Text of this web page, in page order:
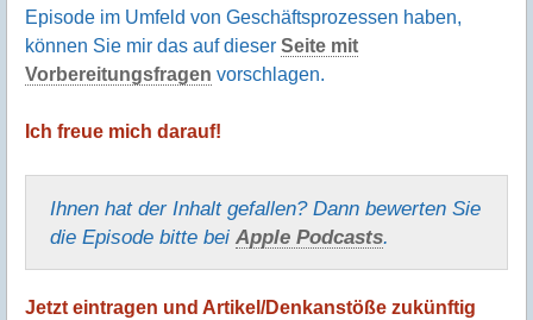
Episode im Umfeld von Geschäftsprozessen haben,
können Sie mir das auf dieser Seite mit
Vorbereitungsfragen vorschlagen.
Ich freue mich darauf!
Ihnen hat der Inhalt gefallen? Dann bewerten Sie
die Episode bitte bei Apple Podcasts.
Jetzt eintragen und Artikel/Denkanstöße zukünftig